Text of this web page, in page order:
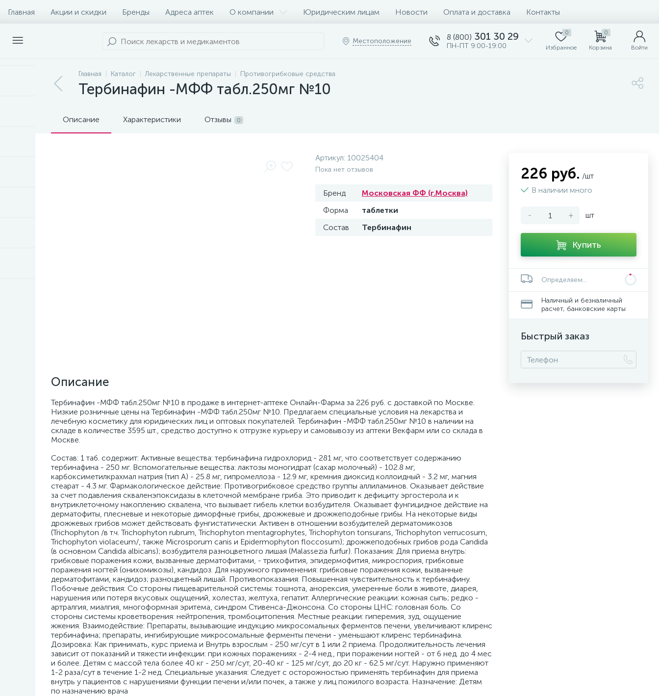
Главная Акции и скидки Бренды Адреса аптек О компании Юридическим лицам Новости Оплата и доставка Контакты
Местоположение 8 (800) 301 30 29
ПН-ПТ 9:00-19:00
0
Избранное
0
Корзина Войти
Главная Каталог Лекарственные препараты Противогрибковые средства
Тербинафин -МФФ табл.250мг №10
Описание Характеристики Отзывы 0
Артикул: 10025404
Пока нет отзывов
Бренд
Московская ФФ (г.Москва)
Форма
таблетки
Состав
Тербинафин
Описание
Тербинафин -МФФ табл.250мг №10 в продаже в интернет-аптеке Онлайн-Фарма за 226 руб. с доставкой по Москве.
Низкие розничные цены на Тербинафин -МФФ табл.250мг №10. Предлагаем специальные условия на лекарства и
лечебную косметику для юридических лиц и оптовых покупателей. Тербинафин -МФФ табл.250мг №10 в наличии на
складе в количестве 3595 шт., средство доступно к отгрузке курьеру и самовывозу из аптеки Векфарм или со склада в
Москве.
Cостав: 1 таб. содержит: Активные вещества: тербинафина гидрохлорид - 281 мг, что соответствует содержанию
тербинафина - 250 мг. Вспомогательные вещества: лактозы моногидрат (сахар молочный) - 102.8 мг,
карбоксиметилкрахмал натрия (тип А) - 25.8 мг, гипромеллоза - 12.9 мг, кремния диоксид коллоидный - 3.2 мг, магния
стеарат - 4.3 мг. Фармакологическое действие: Противогрибковое средство группы аллиламинов. Оказывает действие
за счет подавления скваленэпоксидазы в клеточной мембране гриба. Это приводит к дефициту эргостерола и к
внутриклеточному накоплению сквалена, что вызывает гибель клетки возбудителя. Оказывает фунгицидное действие на
дерматофиты, плесневые и некоторые диморфные грибы, дрожжевые и дрожжеподобные грибы. На некоторые виды
дрожжевых грибов может действовать фунгистатически. Активен в отношении возбудителей дерматомикозов
(Trichophyton /в т.ч. Trichophyton rubrum, Trichophyton mentagrophytes, Trichophyton tonsurans, Trichophyton verrucosum,
Trichophyton violaceum/, также Microsporum canis и Epidermophyton floccosum); дрожжеподобных грибов рода Candida
(в основном Candida albicans); возбудителя разноцветного лишая (Malassezia furfur). Показания: Для приема внутрь:
грибковые поражения кожи, вызванные дерматофитами, - трихофития, эпидермофития, микроспория, грибковые
поражения ногтей (онихомикозы), кандидоз. Для наружного применения: грибковые поражения кожи, вызванные
дерматофитами, кандидоз; разноцветный лишай. Противопоказания: Повышенная чувствительность к тербинафину.
Побочные действия: Со стороны пищеварительной системы: тошнота, анорексия, умеренные боли в животе, диарея,
нарушения или потеря вкусовых ощущений, холестаз, желтуха, гепатит. Аллергические реакции: кожная сыпь; редко -
артралгия, миалгия, многоформная эритема, синдром Стивенса-Джонсона. Со стороны ЦНС: головная боль. Cо
стороны системы кроветворения: нейтропения, тромбоцитопения. Местные реакции: гиперемия, зуд, ощущение
жжения. Взаимодействие: Препараты, вызывающие индукцию микросомальных ферментов печени, увеличивают клиренс
тербинафина; препараты, ингибирующие микросомальные ферменты печени - уменьшают клиренс тербинафина.
Дозировка: Как принимать, курс приема и Внутрь взрослым - 250 мг/сут в 1 или 2 приема. Продолжительность лечения
зависит от показаний и тяжести инфекции: при кожных поражениях - 2-4 нед., при поражении ногтей - от 6 нед. до 4 мес
и более. Детям с массой тела более 40 кг - 250 мг/сут, 20-40 кг - 125 мг/сут, до 20 кг - 62.5 мг/сут. Наружно применяют
1-2 раза/сут в течение 1-2 нед. Специальные указания: Следует с осторожностью применять тербинафин для приема
внутрь у пациентов с нарушениями функции печени и/или почек, а также у лиц пожилого возраста. Назначение: Детям
по назначению врача
226 руб. /шт
В наличии много
- + шт
Купить
Определяем...
Наличный и безналичный
расчет, банковские карты
Быстрый заказ